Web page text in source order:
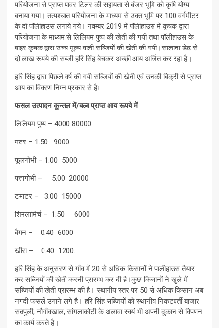
परियोजना से प्राप्त पावर टिलर की सहायता से बंजर भूमि को कृषि योग्य
बनाया गया। तत्पश्चात परियोजना के माध्यम से उक्त भूमि पर 100 वर्गमीटर
के दो पॉलीहाउस लगाये गये। नवम्बर 2019 में पॉलीहाउस में कृषक द्वारा
परियोजना के माध्यम से लिलियम पुष्प की खेती की गयी तथा पॉलीहाउस के
बाहर कृषक द्वारा उच्च मूल्य वाली सब्जियों की खेती की गयी।सालाना डेढ से
दो लाख रूपये की सब्जी हरि सिंह बेचकर अच्छी आय अर्जित कर रहा है।
हरि सिंह द्वारा पिछले वर्ष की गयी सब्जियों की खेती एवं उनकी बिक्री से प्राप्त
आय का विवरण निम्न प्रकार से हैः
फसल उत्पादन कुन्तल में/बल्ब प्राप्त आय रूपये में
लिलियम पुष्प – 4000 80000
मटर – 1.50 9000
फूलगोभी – 1.00 5000
पत्तागोभी – 5.00 20000
टमाटर – 3.00 15000
शिमलामिर्च – 1.50 6000
बैगन – 0.40 6000
खीरा – 0.40 1200.
हरि सिंह के अनुसरण से गाँव में 20 से अधिक किसानों ने पालीहाउस तैयार
कर सब्जियों की खेती करनी प्रारम्भ कर दी है।कुछ किसानों ने खुले में
सब्जियों की खेती प्रारम्भ की है। स्थानीय स्तर पर 50 से अधिक किसान अब
नगदी फसलें उगाने लगे है। हरि सिंह सब्जियों को स्थानीय निकटवर्ती बाजार
सतपुली, नौगाँवखाल, सांगलाकोटी के अलावा स्वयं भी अपनी दुकान से विपणन
का कार्य करते है।